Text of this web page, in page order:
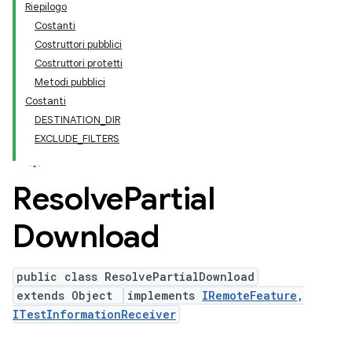
Riepilogo
Costanti
Costruttori pubblici
Costruttori protetti
Metodi pubblici
Costanti
DESTINATION_DIR
EXCLUDE_FILTERS
ResolvePartial
Download
public class ResolvePartialDownload
extends Object
implements IRemoteFeature ,
ITestInformationReceiver